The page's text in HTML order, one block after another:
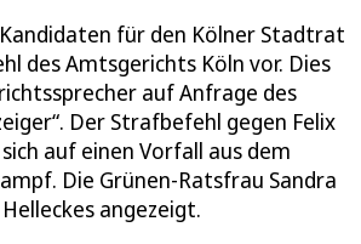
für den Kölner Stadtrat
des Amtsgerichts Köln vor. Dies
auf Anfrage des
Der Strafbefehl gegen Felix
auf einen Vorfall aus dem
Die Grünen-Ratsfrau Sandra
angezeigt.